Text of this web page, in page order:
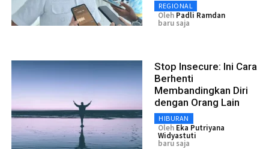
REGIONAL
Oleh Padli Ramdan
baru saja
Stop Insecure: Ini Cara
Berhenti
Membandingkan Diri
dengan Orang Lain
HIBURAN
Oleh Eka Putriyana
Widyastuti
baru saja